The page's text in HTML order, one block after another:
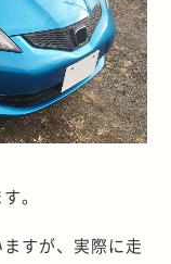
。
すが、実際に走